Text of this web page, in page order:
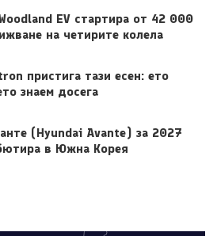
EV стартира от 42 000
на четирите колела
пристига тази есен: ето
знаем досега
(Hyundai Avante) за 2027
в Южна Корея